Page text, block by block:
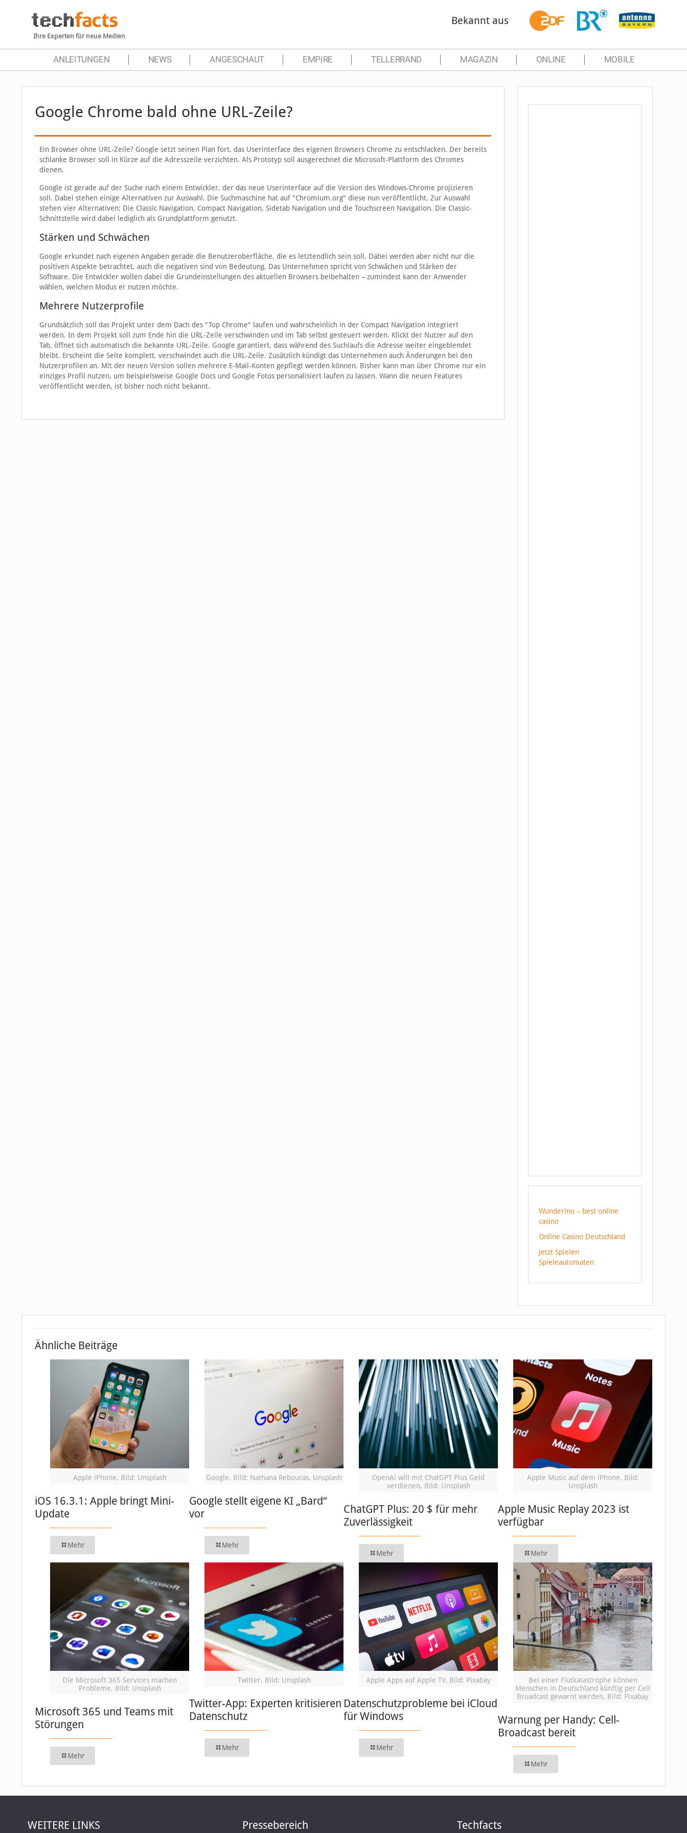
Ihre Experten für neue Medien
Bekannt aus
ANLEITUNGEN NEWS ANGESCHAUT EMPIRE TELLERRAND MAGAZIN ONLINE MOBILE
Google Chrome bald ohne URL-Zeile?
Ein Browser ohne URL-Zeile? Google setzt seinen Plan fort, das Userinterface des eigenen Browsers Chrome zu entschlacken. Der bereits
schlanke Browser soll in Kürze auf die Adresszeile verzichten. Als Prototyp soll ausgerechnet die Microsoft-Plattform des Chromes
dienen.
Google ist gerade auf der Suche nach einem Entwickler, der das neue Userinterface auf die Version des Windows-Chrome projizieren
soll. Dabei stehen einige Alternativen zur Auswahl. Die Suchmaschine hat auf "Chromium.org" diese nun veröffentlicht. Zur Auswahl
stehen vier Alternativen: Die Classic Navigation, Compact Navigation, Sidetab Navigation und die Touchscreen Navigation. Die Classic-
Schnittstelle wird dabei lediglich als Grundplattform genutzt.
Stärken und Schwächen
Google erkundet nach eigenen Angaben gerade die Benutzeroberfläche, die es letztendlich sein soll. Dabei werden aber nicht nur die
positiven Aspekte betrachtet, auch die negativen sind von Bedeutung. Das Unternehmen spricht von Schwächen und Stärken der
Software. Die Entwickler wollen dabei die Grundeinstellungen des aktuellen Browsers beibehalten – zumindest kann der Anwender
wählen, welchen Modus er nutzen möchte.
Mehrere Nutzerprofile
Grundsätzlich soll das Projekt unter dem Dach des "Top Chrome" laufen und wahrscheinlich in der Compact Navigation integriert
werden. In dem Projekt soll zum Ende hin die URL-Zeile verschwinden und im Tab selbst gesteuert werden. Klickt der Nutzer auf den
Tab, öffnet sich automatisch die bekannte URL-Zeile. Google garantiert, dass während des Suchlaufs die Adresse weiter eingeblendet
bleibt. Erscheint die Seite komplett, verschwindet auch die URL-Zeile. Zusätzlich kündigt das Unternehmen auch Änderungen bei den
Nutzerprofilen an. Mit der neuen Version sollen mehrere E-Mail-Konten gepflegt werden können. Bisher kann man über Chrome nur ein
einziges Profil nutzen, um beispielsweise Google Docs und Google Fotos personalisiert laufen zu lassen. Wann die neuen Features
veröffentlicht werden, ist bisher noch nicht bekannt.
Wunderino – best online
casino
Online Casino Deutschland
Jetzt Spielen
Spieleautomaten
Ähnliche Beiträge
Apple iPhone, Bild: Unsplash
iOS 16.3.1: Apple bringt Mini-
Update
Mehr
Google, Bild: Nathana Reboucas, Unsplash
Google stellt eigene KI „Bard“
vor
Mehr
OpenAi will mit ChatGPT Plus Geld
verdienen, Bild: Unsplash
ChatGPT Plus: 20 $ für mehr
Zuverlässigkeit
Mehr
Apple Music auf dem iPhone, Bild:
Unsplash
Apple Music Replay 2023 ist
verfügbar
Mehr
Die Microsoft 365 Services machen
Probleme, Bild: Unsplash
Microsoft 365 und Teams mit
Störungen
Mehr
Twitter, Bild: Unsplash
Twitter-App: Experten kritisieren
Datenschutz
Mehr
Apple Apps auf Apple TV, Bild: Pixabay
Datenschutzprobleme bei iCloud
für Windows
Mehr
Bei einer Flutkatastrophe können
Menschen in Deutschland künftig per Cell
Broadcast gewarnt werden, Bild: Pixabay
Warnung per Handy: Cell-
Broadcast bereit
Mehr
WEITERE LINKS Pressebereich Techfacts